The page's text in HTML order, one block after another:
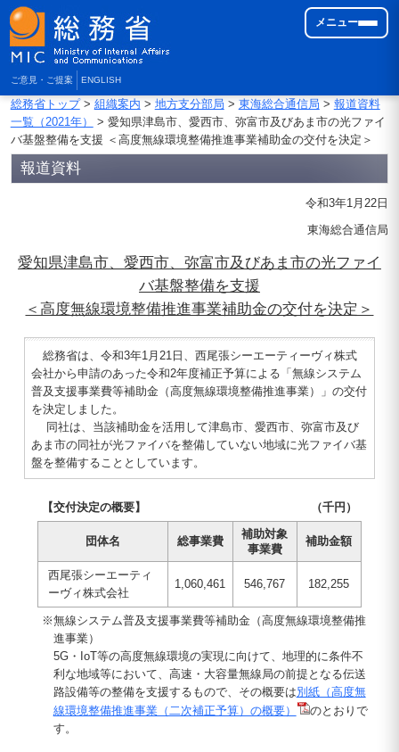
ご意見・ご提案 ENGLISH
メニュー
総務省トップ> 組織案内 > 地方支分部局 > 東海総合通信局 > 報道資料
一覧（2021年）
> 愛知県津島市、愛西市、弥富市及びあま市の光ファイ
バ基盤整備を支援 ＜高度無線環境整備推進事業補助金の交付を決定＞
報道資料
令和3年1月22日
東海総合通信局
愛知県津島市、愛西市、弥富市及びあま市の光ファイ
バ基盤整備を支援
＜高度無線環境整備推進事業補助金の交付を決定＞
総務省は、令和3年1月21日、西尾張シーエーティーヴィ株式
会社から申請のあった令和2年度補正予算による「無線システム
普及支援事業費等補助金（高度無線環境整備推進事業）」の交付
を決定しました。
同社は、当該補助金を活用して津島市、愛西市、弥富市及び
あま市の同社が光ファイバを整備していない地域に光ファイバ基
盤を整備することとしています。
【交付決定の概要】 （千円）
団体名 総事業費
補助対象
事業費
補助金額
西尾張シーエーティ
ーヴィ株式会社
1,060,461 546,767 182,255
※無線システム普及支援事業費等補助金（高度無線環境整備推
進事業）
5G・IoT等の高度無線環境の実現に向けて、地理的に条件不
利な地域等において、高速・大容量無線局の前提となる伝送
路設備等の整備を支援するもので、その概要は別紙（高度無
線環境整備推進事業（二次補正予算）の概要）
のとおりで
す。